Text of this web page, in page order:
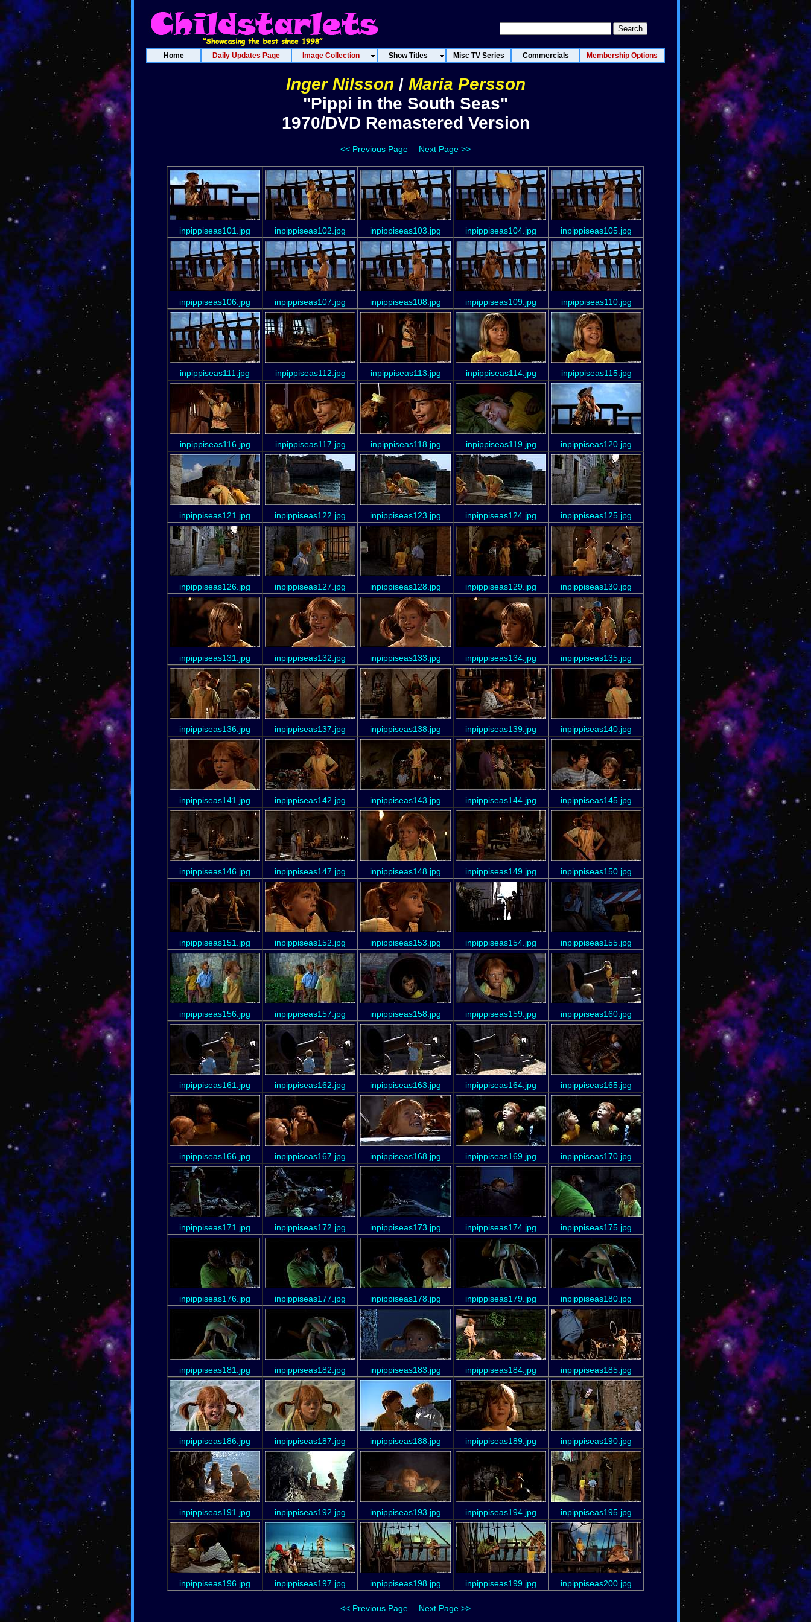
Home Daily Updates Page Image Collection Show Titles Misc TV Series Commercials Membership Options
Inger Nilsson / Maria Persson
"Pippi in the South Seas"
1970/DVD Remastered Version
<< Previous Page Next Page >>
inpippiseas101.jpg inpippiseas102.jpg inpippiseas103.jpg inpippiseas104.jpg inpippiseas105.jpg
inpippiseas106.jpg inpippiseas107.jpg inpippiseas108.jpg inpippiseas109.jpg inpippiseas110.jpg
inpippiseas111.jpg inpippiseas112.jpg inpippiseas113.jpg inpippiseas114.jpg inpippiseas115.jpg
inpippiseas116.jpg inpippiseas117.jpg inpippiseas118.jpg inpippiseas119.jpg inpippiseas120.jpg
inpippiseas121.jpg inpippiseas122.jpg inpippiseas123.jpg inpippiseas124.jpg inpippiseas125.jpg
inpippiseas126.jpg inpippiseas127.jpg inpippiseas128.jpg inpippiseas129.jpg inpippiseas130.jpg
inpippiseas131.jpg inpippiseas132.jpg inpippiseas133.jpg inpippiseas134.jpg inpippiseas135.jpg
inpippiseas136.jpg inpippiseas137.jpg inpippiseas138.jpg inpippiseas139.jpg inpippiseas140.jpg
inpippiseas141.jpg inpippiseas142.jpg inpippiseas143.jpg inpippiseas144.jpg inpippiseas145.jpg
inpippiseas146.jpg inpippiseas147.jpg inpippiseas148.jpg inpippiseas149.jpg inpippiseas150.jpg
inpippiseas151.jpg inpippiseas152.jpg inpippiseas153.jpg inpippiseas154.jpg inpippiseas155.jpg
inpippiseas156.jpg inpippiseas157.jpg inpippiseas158.jpg inpippiseas159.jpg inpippiseas160.jpg
inpippiseas161.jpg inpippiseas162.jpg inpippiseas163.jpg inpippiseas164.jpg inpippiseas165.jpg
inpippiseas166.jpg inpippiseas167.jpg inpippiseas168.jpg inpippiseas169.jpg inpippiseas170.jpg
inpippiseas171.jpg inpippiseas172.jpg inpippiseas173.jpg inpippiseas174.jpg inpippiseas175.jpg
inpippiseas176.jpg inpippiseas177.jpg inpippiseas178.jpg inpippiseas179.jpg inpippiseas180.jpg
inpippiseas181.jpg inpippiseas182.jpg inpippiseas183.jpg inpippiseas184.jpg inpippiseas185.jpg
inpippiseas186.jpg inpippiseas187.jpg inpippiseas188.jpg inpippiseas189.jpg inpippiseas190.jpg
inpippiseas191.jpg inpippiseas192.jpg inpippiseas193.jpg inpippiseas194.jpg inpippiseas195.jpg
inpippiseas196.jpg inpippiseas197.jpg inpippiseas198.jpg inpippiseas199.jpg inpippiseas200.jpg
<< Previous Page
Next Page >>